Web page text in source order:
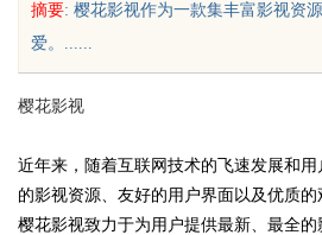
摘要: 樱花影视作为一款集丰富影视资
爱。......
樱花影视
近年来，随着互联网技术的飞速发展和
的影视资源、友好的用户界面以及优质
樱花影视致力于为用户提供最新、最全
配眼镜
优质